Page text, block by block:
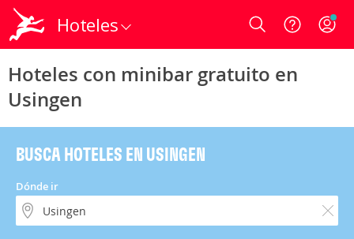
Hoteles Login
Hoteles con minibar gratuito en
Usingen
BUSCA HOTELES EN USINGEN
Dónde ir